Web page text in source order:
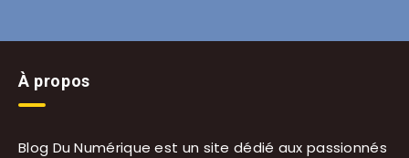
À propos
Blog Du Numérique est un site dédié aux passionnés